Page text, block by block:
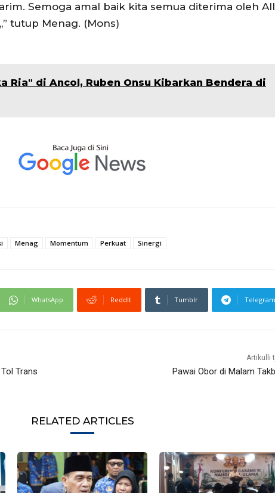
Semoga amal baik kita semua diterima oleh
tutup Menag. (Mons)
Ria" di Ancol, Ruben Onsu Kibarkan Bendera di
Menag Momentum Perkuat Sinergi
WhatsApp ReddIt Tumblr Telegram
Trans
Artikulli
Pawai Obor di Malam
RELATED ARTICLES